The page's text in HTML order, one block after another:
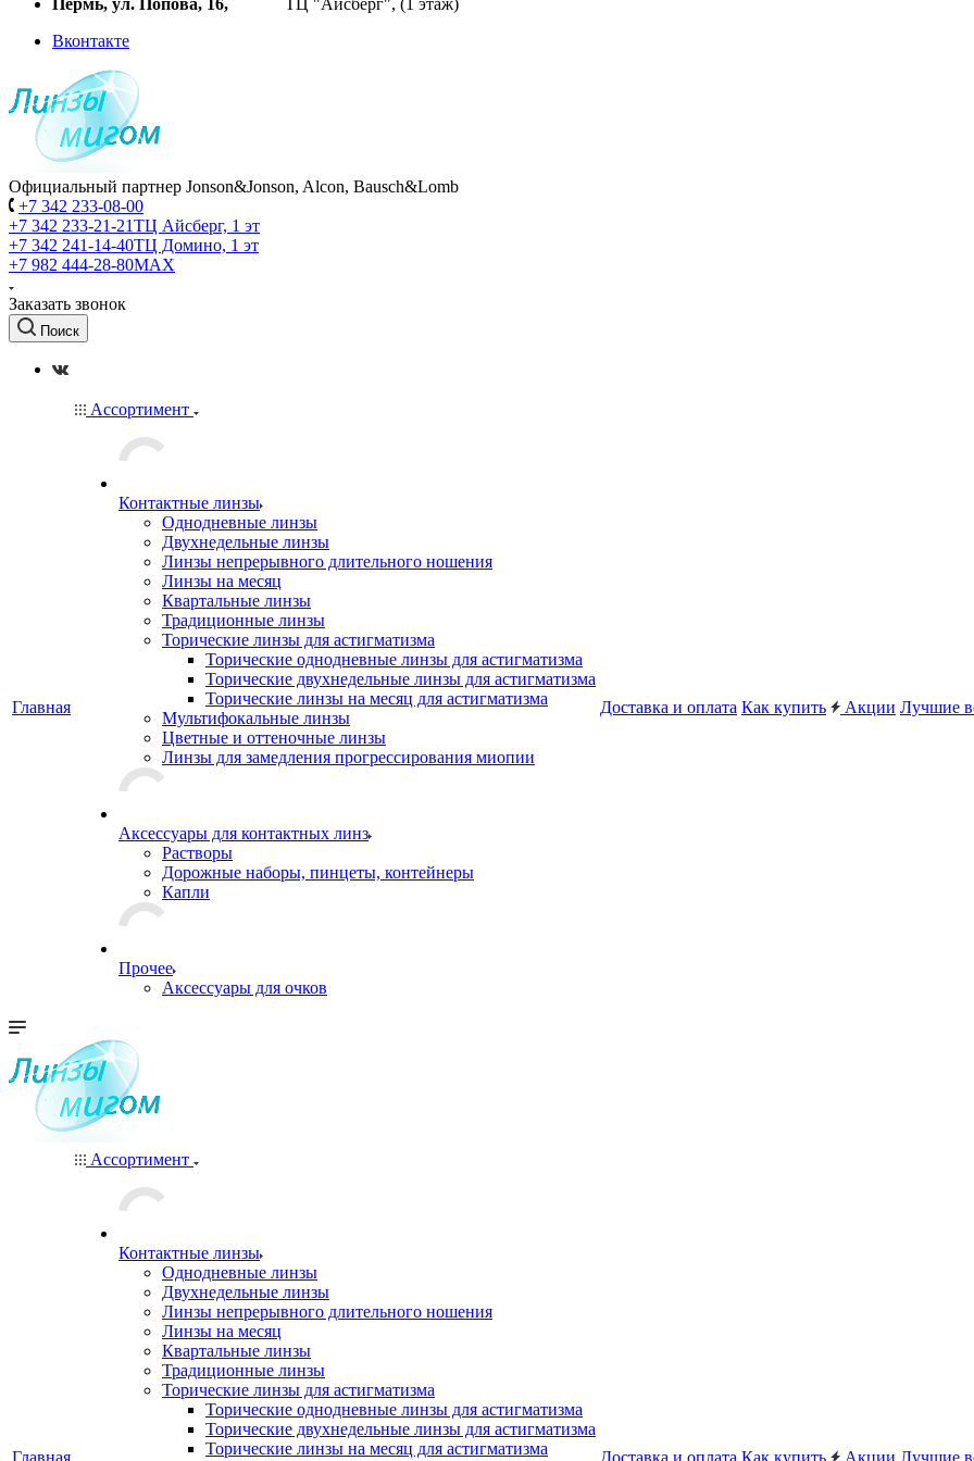
Пермь, ул. Попова, 16, ТЦ "Айсберг", (1 этаж)
Вконтакте
Официальный партнер Jonson&Jonson, Alcon, Bausch&Lomb
+7 342 233-08-00
+7 342 233-21-21ТЦ Айсберг, 1 эт
+7 342 241-14-40ТЦ Домино, 1 эт
+7 982 444-28-80MAX
Заказать звонок
Поиск
Главная
Ассортимент
Контактные линзы
Однодневные линзы
Двухнедельные линзы
Линзы непрерывного длительного ношения
Линзы на месяц
Квартальные линзы
Традиционные линзы
Торические линзы для астигматизма
Торические однодневные линзы для астигматизма
Торические двухнедельные линзы для астигматизма
Торические линзы на месяц для астигматизма
Мультифокальные линзы
Цветные и оттеночные линзы
Линзы для замедления прогрессирования миопии
Аксессуары для контактных линз
Растворы
Дорожные наборы, пинцеты, контейнеры
Капли
Прочее
Аксессуары для очков
Доставка и оплата Как купить Акции Лучшие
Главная
Ассортимент
Контактные линзы
Однодневные линзы
Двухнедельные линзы
Линзы непрерывного длительного ношения
Линзы на месяц
Квартальные линзы
Традиционные линзы
Торические линзы для астигматизма
Торические однодневные линзы для астигматизма
Торические двухнедельные линзы для астигматизма
Торические линзы на месяц для астигматизма
Доставка и оплата Как купить Акции Лучшие